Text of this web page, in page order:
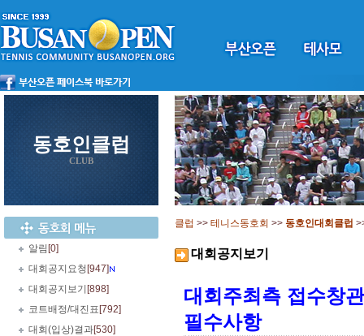
동호인클럽
CLUB
알림 [0]
대회공지요청 [947]
대회공지보기 [898]
코트배정/대진표 [792]
대회(입상)결과[530]
클럽 >> 테니스동호회 >> 동호인대회클럽
대회공지보기
대회주최측 접수창
필수사항